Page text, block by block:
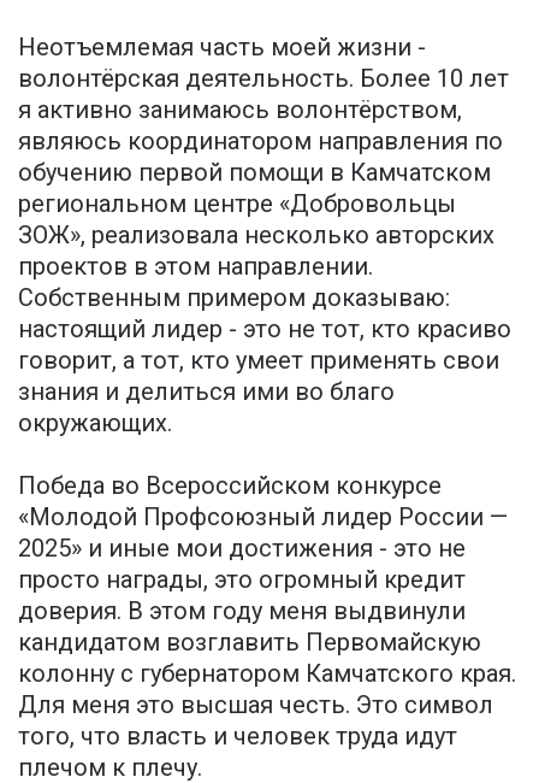
Неотъемлемая часть моей жизни -
волонтёрская деятельность. Более 10 лет
я активно занимаюсь волонтёрством,
являюсь координатором направления по
обучению первой помощи в Камчатском
региональном центре «Добровольцы
ЗОЖ», реализовала несколько авторских
проектов в этом направлении.
Собственным примером доказываю:
настоящий лидер - это не тот, кто красиво
говорит, а тот, кто умеет применять свои
знания и делиться ими во благо
окружающих.
Победа во Всероссийском конкурсе
«Молодой Профсоюзный лидер России —
2025» и иные мои достижения - это не
просто награды, это огромный кредит
доверия. В этом году меня выдвинули
кандидатом возглавить Первомайскую
колонну с губернатором Камчатского края.
Для меня это высшая честь. Это символ
того, что власть и человек труда идут
плечом к плечу.